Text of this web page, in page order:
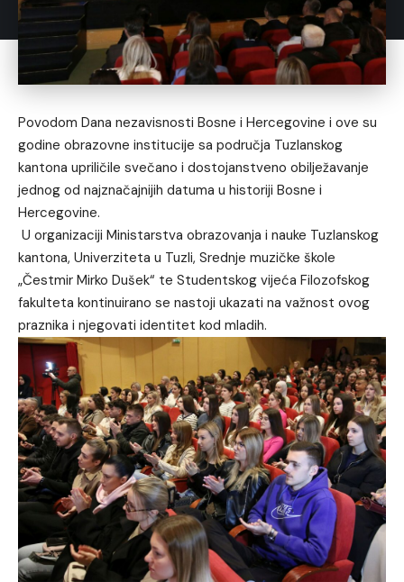
Povodom Dana nezavisnosti Bosne i Hercegovine i ove su
godine obrazovne institucije sa područja Tuzlanskog
kantona upriličile svečano i dostojanstveno obilježavanje
jednog od najznačajnijih datuma u historiji Bosne i
Hercegovine.
U organizaciji Ministarstva obrazovanja i nauke Tuzlanskog
kantona, Univerziteta u Tuzli, Srednje muzičke škole
„Čestmir Mirko Dušek“ te Studentskog vijeća Filozofskog
fakulteta kontinuirano se nastoji ukazati na važnost ovog
praznika i njegovati identitet kod mladih.